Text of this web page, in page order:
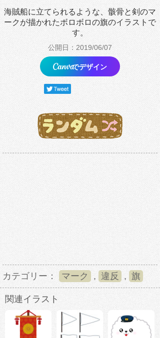
海賊船に立てられるような、骸骨と剣のマ
ークが描かれたボロボロの旗のイラストで
す。
公開日：2019/06/07
でデザイン
カテゴリー： マーク , 違反 , 旗
関連イラスト